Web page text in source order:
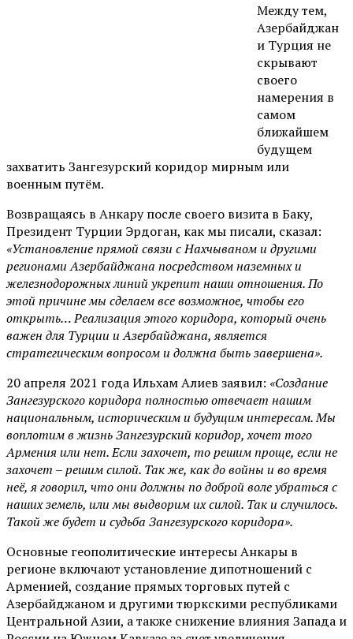
Между тем,
Азербайджан
и Турция не
скрывают
своего
намерения в
самом
ближайшем
будущем
захватить Зангезурский коридор мирным или
военным путём.
Возвращаясь в Анкару после своего визита в Баку,
Президент Турции Эрдоган, как мы писали, сказал:
«Установление прямой связи с Нахчываном и другими
регионами Азербайджана посредством наземных и
железнодорожных линий укрепит наши отношения. По
этой причине мы сделаем все возможное, чтобы его
открыть… Реализация этого коридора, который очень
важен для Турции и Азербайджана, является
стратегическим вопросом и должна быть завершена».
20 апреля 2021 года Ильхам Алиев заявил: «Создание
Зангезурского коридора полностью отвечает нашим
национальным, историческим и будущим интересам. Мы
воплотим в жизнь Зангезурский коридор, хочет того
Армения или нет. Если захочет, то решим проще, если не
захочет – решим силой. Так же, как до войны и во время
неё, я говорил, что они должны по доброй воле убраться с
наших земель, или мы выдворим их силой. Так и случилось.
Такой же будет и судьба Зангезурского коридора».
Основные геополитические интересы Анкары в
регионе включают установление дипотношений с
Арменией, создание прямых торговых путей с
Азербайджаном и другими тюркскими республиками
Центральной Азии, а также снижение влияния Запада и